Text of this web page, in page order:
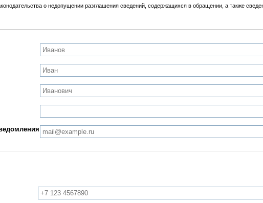
о недопущении разглашения сведений, содержащихся в обращении, а также